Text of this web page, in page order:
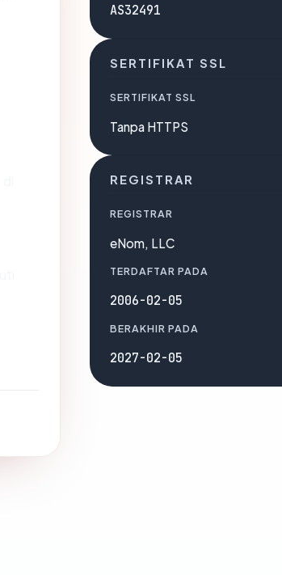
AS32491
SERTIFIKAT SSL
SERTIFIKAT SSL
Tanpa HTTPS
REGISTRAR
REGISTRAR
eNom, LLC
TERDAFTAR PADA
2006-02-05
BERAKHIR PADA
2027-02-05